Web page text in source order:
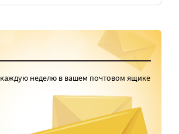
неделю в вашем почтовом ящике